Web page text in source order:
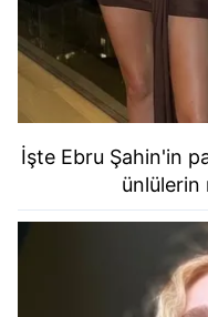
İşte Ebru Şahin'in
ünlülerin